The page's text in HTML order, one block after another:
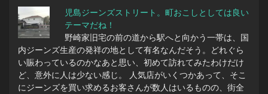
児島ジーンズストリート。町おこしとしては良い
テーマだね！
野崎家旧宅の前の道から駅へと向かう一帯は、国
内ジーンズ生産の発祥の地として有名なんだそう。どれぐら
い賑わっているのかなあと思い、初めて訪れてみたわけだけ
ど、意外に人は少ない感じ。 人気店がいくつかあって、そこ
にジーンズを買い求めるお客さんが数人はいるものの、街全